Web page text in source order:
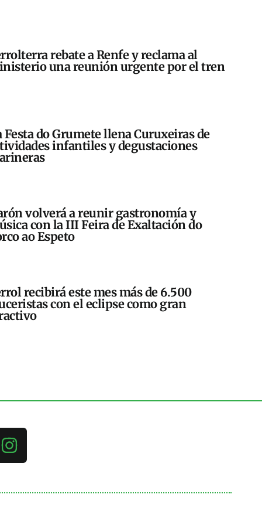
rebate a Renfe y reclama al
una reunión urgente por el tren
Festa do Grumete llena Curuxeiras de
infantiles y degustaciones
volverá a reunir gastronomía y
con la III Feira de Exaltación do
ao Espeto
recibirá este mes más de 6.500
con el eclipse como gran